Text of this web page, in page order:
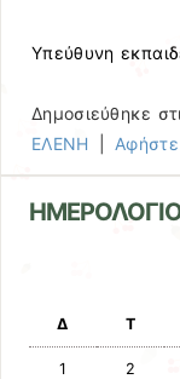
Υπεύθυνη
Δημοσιεύθηκε
ΕΛΕΝΗ
Δ Τ
1 2